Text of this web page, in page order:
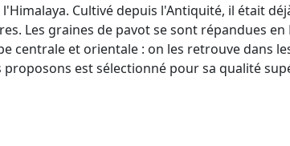
Cultivé depuis l'Antiquité, il était
Les graines de pavot se sont répandues
centrale et orientale : on les retrouve dans
est sélectionné pour sa qualité